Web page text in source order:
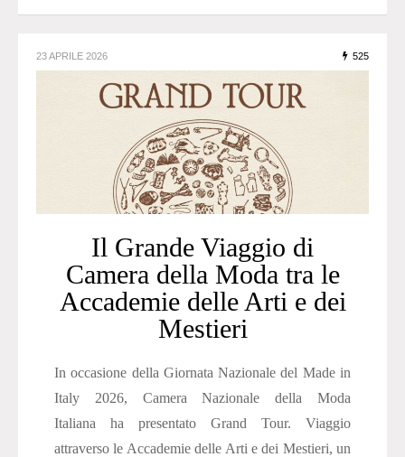
23 APRILE 2026 525
Il Grande Viaggio di
Camera della Moda tra le
Accademie delle Arti e dei
Mestieri
In occasione della Giornata Nazionale del Made in
Italy 2026, Camera Nazionale della Moda
Italiana ha presentato Grand Tour. Viaggio
attraverso le Accademie delle Arti e dei Mestieri, un